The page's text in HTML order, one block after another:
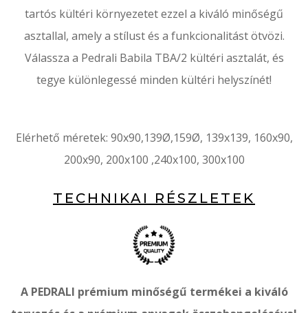
tartós kültéri környezetet ezzel a kiváló minőségű
asztallal, amely a stílust és a funkcionalitást ötvözi.
Válassza a Pedrali Babila TBA/2 kültéri asztalát, és
tegye különlegessé minden kültéri helyszínét!
Elérhető méretek: 90x90,139Ø,159Ø, 139x139, 160x90,
200x90, 200x100 ,240x100, 300x100
TECHNIKAI RÉSZLETEK
A PEDRALI prémium minőségű termékei a kiváló